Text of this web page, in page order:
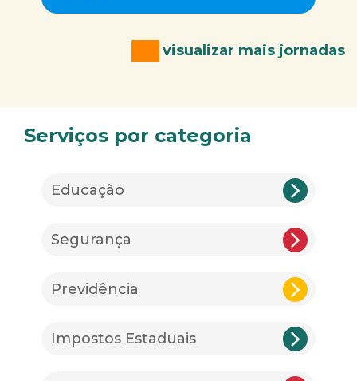
visualizar mais jornadas
Serviços por categoria
Educação
Segurança
Previdência
Impostos Estaduais